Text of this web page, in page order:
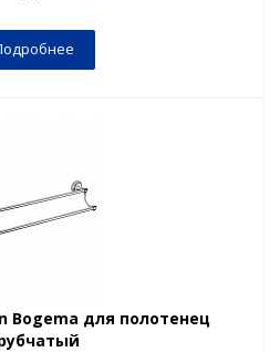
Bogema для полотенец